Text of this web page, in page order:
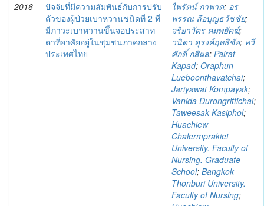
2016
ปัจจัยที่มีความสัมพันธ์กับการปรับ
ตัวของผู้ป่วยเบาหวานชนิดที่ 2 ที่
มีภาวะเบาหวานขึ้นจอประสาท
ตาที่อาศัยอยู่ในชุมชนภาคกลาง
ประเทศไทย
ไพรัตน์ กาพาด; อร
พรรณ ลือบุญธวัชชัย;
จริยาวัตร คมพยัคฆ์;
วนิดา ดุรงค์ฤทธิชัย; ทวี
ศักดิ์ กสิผล; Pairat
Kapad; Oraphun
Lueboonthavatchai;
Jariyawat Kompayak;
Vanida Durongrittichai;
Taweesak Kasiphol;
Huachiew
Chalermprakiet
University. Faculty of
Nursing. Graduate
School; Bangkok
Thonburi University.
Faculty of Nursing;